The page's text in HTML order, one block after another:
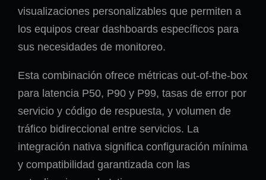
visualizaciones personalizables que permiten a
los equipos crear dashboards específicos para
sus necesidades de monitoreo.
Esta combinación ofrece métricas out-of-the-box
para latencia P50, P90 y P99, tasas de error por
servicio y código de respuesta, y volumen de
tráfico bidireccional entre servicios. La
integración nativa significa configuración mínima
y compatibilidad garantizada con las